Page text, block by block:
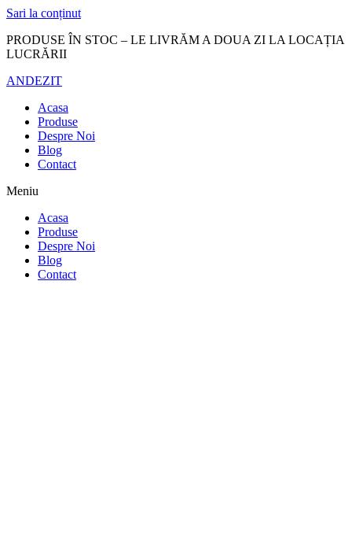
Sari la conținut
PRODUSE ÎN STOC – LE LIVRĂM A DOUA ZI LA LOCAȚIA
LUCRĂRII
ANDEZIT
Acasa
Produse
Despre Noi
Blog
Contact
Meniu
Acasa
Produse
Despre Noi
Blog
Contact